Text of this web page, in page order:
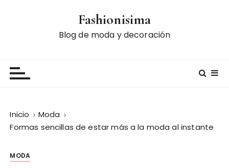
Fashionisima
Blog de moda y decoración
Inicio
Moda
Formas sencillas de estar más a la moda al instante
MODA